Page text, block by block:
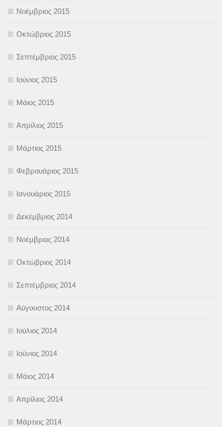
Νοέμβριος 2015
Οκτώβριος 2015
Σεπτέμβριος 2015
Ιούνιος 2015
Μάιος 2015
Απρίλιος 2015
Μάρτιος 2015
Φεβρουάριος 2015
Ιανουάριος 2015
Δεκέμβριος 2014
Νοέμβριος 2014
Οκτώβριος 2014
Σεπτέμβριος 2014
Αύγουστος 2014
Ιούλιος 2014
Ιούνιος 2014
Μάιος 2014
Απρίλιος 2014
Μάρτιος 2014